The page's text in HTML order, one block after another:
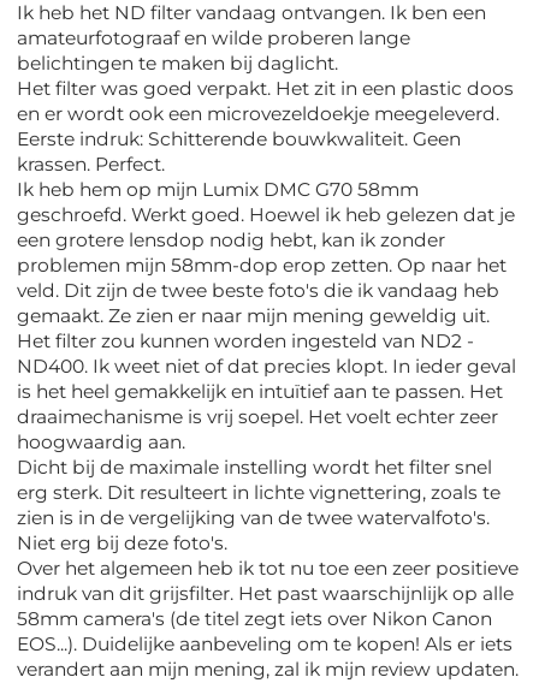
Ik heb het ND filter vandaag ontvangen. Ik ben een
amateurfotograaf en wilde proberen lange
belichtingen te maken bij daglicht.
Het filter was goed verpakt. Het zit in een plastic doos
en er wordt ook een microvezeldoekje meegeleverd.
Eerste indruk: Schitterende bouwkwaliteit. Geen
krassen. Perfect.
Ik heb hem op mijn Lumix DMC G70 58mm
geschroefd. Werkt goed. Hoewel ik heb gelezen dat je
een grotere lensdop nodig hebt, kan ik zonder
problemen mijn 58mm-dop erop zetten. Op naar het
veld. Dit zijn de twee beste foto's die ik vandaag heb
gemaakt. Ze zien er naar mijn mening geweldig uit.
Het filter zou kunnen worden ingesteld van ND2 -
ND400. Ik weet niet of dat precies klopt. In ieder geval
is het heel gemakkelijk en intuïtief aan te passen. Het
draaimechanisme is vrij soepel. Het voelt echter zeer
hoogwaardig aan.
Dicht bij de maximale instelling wordt het filter snel
erg sterk. Dit resulteert in lichte vignettering, zoals te
zien is in de vergelijking van de twee watervalfoto's.
Niet erg bij deze foto's.
Over het algemeen heb ik tot nu toe een zeer positieve
indruk van dit grijsfilter. Het past waarschijnlijk op alle
58mm camera's (de titel zegt iets over Nikon Canon
EOS...). Duidelijke aanbeveling om te kopen! Als er iets
verandert aan mijn mening, zal ik mijn review updaten.